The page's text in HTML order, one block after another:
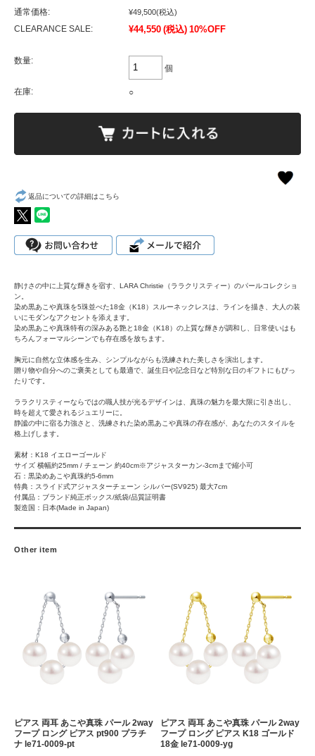
通常価格: ¥49,500(税込)
CLEARANCE SALE: ¥44,550 (税込) 10%OFF
数量:
個
在庫: ○
返品についての詳細はこちら
静けさの中に上質な輝きを宿す、LARA Christie（ララクリスティー）のパールコレクショ
ン。
染め黒あこや真珠を5珠並べた18金（K18）スルーネックレスは、ラインを描き、大人の装
いにモダンなアクセントを添えます。
染め黒あこや真珠特有の深みある艶と18金（K18）の上質な輝きが調和し、日常使いはも
ちろんフォーマルシーンでも存在感を放ちます。
胸元に自然な立体感を生み、シンプルながらも洗練された美しさを演出します。
贈り物や自分へのご褒美としても最適で、誕生日や記念日など特別な日のギフトにもぴっ
たりです。
ララクリスティーならではの職人技が光るデザインは、真珠の魅力を最大限に引き出し、
時を超えて愛されるジュエリーに。
静謐の中に宿る力強さと、洗練された染め黒あこや真珠の存在感が、あなたのスタイルを
格上げします。
素材：K18 イエローゴールド
サイズ 横幅約25mm / チェーン 約40cm※アジャスターカン-3cmまで縮小可
石：黒染めあこや真珠約5-6mm
特典：スライド式アジャスターチェーン シルバー(SV925) 最大7cm
付属品：ブランド純正ボックス/紙袋/品質証明書
製造国：日本(Made in Japan)
Other item
ピアス 両耳 あこや真珠 パール 2way
フープ ロング ピアス pt900 プラチ
ナ le71-0009-pt
ピアス 両耳 あこや真珠 パール 2way
フープ ロング ピアス K18 ゴールド
18金 le71-0009-yg